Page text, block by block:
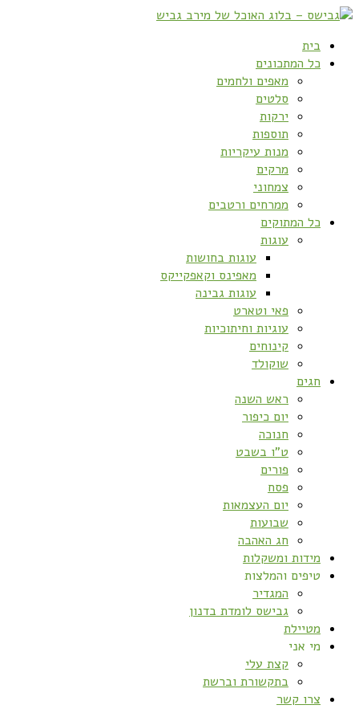
בית
כל המתכונים
מאפים ולחמים
סלטים
ירקות
תוספות
מנות עיקריות
מרקים
צמחוני
ממרחים ורטבים
כל המתוקים
עוגות
עוגות בחושות
מאפינס וקאפקייקס
עוגות גבינה
פאי וטארט
עוגיות וחיתוכיות
קינוחים
שוקולד
חגים
ראש השנה
יום כיפור
חנוכה
ט”ו בשבט
פורים
פסח
יום העצמאות
שבועות
חג האהבה
מידות ומשקלות
טיפים והמלצות
המגדיר
גבישס לומדת בדנון
מטיילת
מי אני
קצת עלי
בתקשורת וברשת
צרו קשר